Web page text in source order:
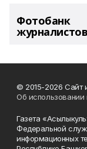
Фотобанк
© 2015-2026 Сайт
Об использовании
Газета
Федеральной
информационных